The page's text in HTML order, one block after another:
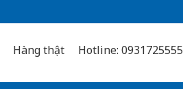
Hàng thật Hotline: 0931725555